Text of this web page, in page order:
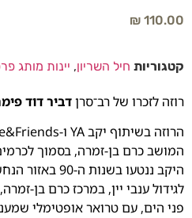
₪ 110.00
קטגוריות חיל השריון, יינות מותג
רוזה לזכרו של רב־סרןדביר דוד
המושב כרם בן-זמרה, בסמוך
היקב ננטעו
פני הים, עם טרואר אופטימלי